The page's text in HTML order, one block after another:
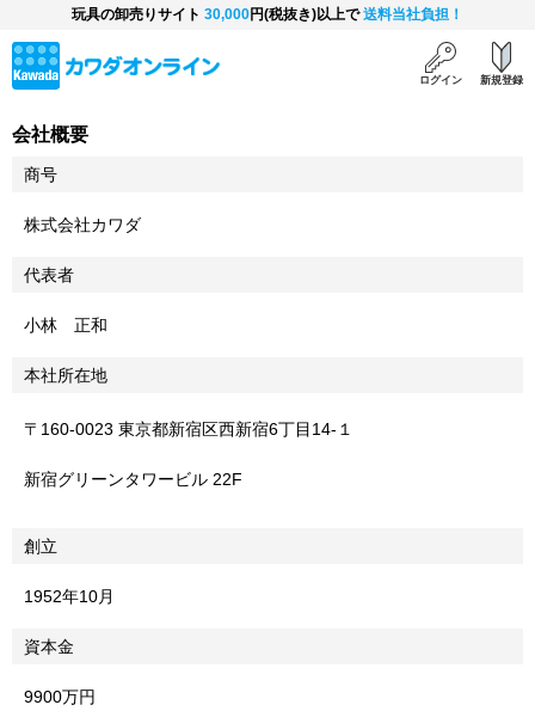
玩具の卸売りサイト 30,000円(税抜き)以上で送料当社負担！
ログイン 新規登録
会社概要
商号
株式会社カワダ
代表者
小林 正和
本社所在地
〒160-0023 東京都新宿区西新宿6丁目14-１
新宿グリーンタワービル 22F
創立
1952年10月
資本金
9900万円